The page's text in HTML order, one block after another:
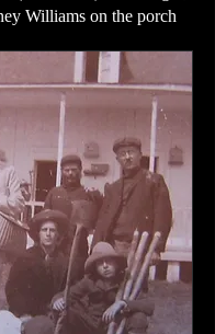
Williams on the porch